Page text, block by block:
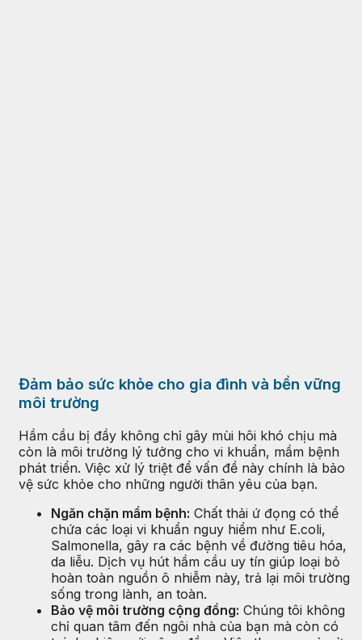
Đảm bảo sức khỏe cho gia đình và bền vững
môi trường
Hầm cầu bị đầy không chỉ gây mùi hôi khó chịu mà
còn là môi trường lý tưởng cho vi khuẩn, mầm bệnh
phát triển. Việc xử lý triệt để vấn đề này chính là bảo
vệ sức khỏe cho những người thân yêu của bạn.
Ngăn chặn mầm bệnh: Chất thải ứ đọng có thể
chứa các loại vi khuẩn nguy hiểm như E.coli,
Salmonella, gây ra các bệnh về đường tiêu hóa,
da liễu. Dịch vụ hút hầm cầu uy tín giúp loại bỏ
hoàn toàn nguồn ô nhiễm này, trả lại môi trường
sống trong lành, an toàn.
Bảo vệ môi trường cộng đồng: Chúng tôi không
chỉ quan tâm đến ngôi nhà của bạn mà còn có